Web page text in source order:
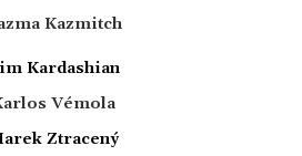
Kazmitch
Kardashian
Vémola
Ztracený